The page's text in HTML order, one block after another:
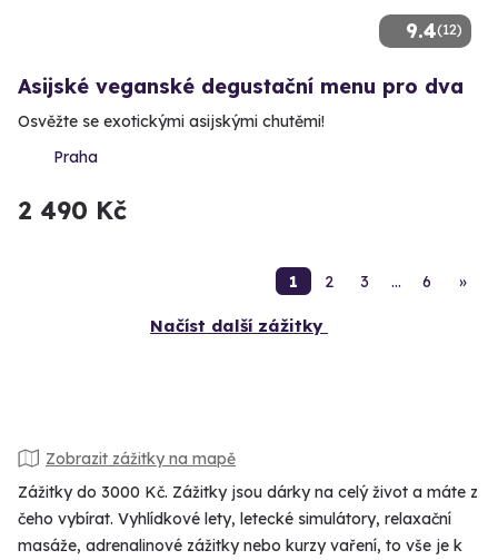
9.4(12)
Asijské veganské degustační menu pro dva
Osvěžte se exotickými asijskými chutěmi!
Praha
2 490 Kč
1 2 3 … 6 »
Načíst další zážitky
Zobrazit zážitky na mapě
Zážitky do 3000 Kč. Zážitky jsou dárky na celý život a máte z
čeho vybírat. Vyhlídkové lety, letecké simulátory, relaxační
masáže, adrenalinové zážitky nebo kurzy vaření, to vše je k